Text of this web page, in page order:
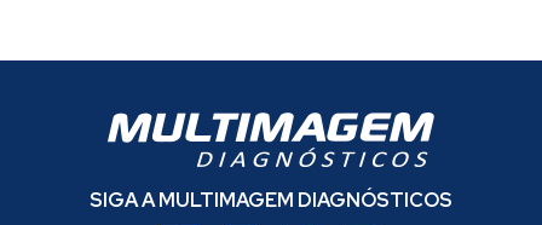
SIGA A MULTIMAGEM DIAGNÓSTICOS